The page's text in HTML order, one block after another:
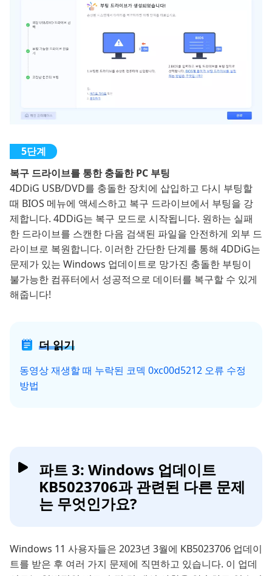
복구 드라이브를 통한 충돌한 PC 부팅
4DDiG USB/DVD를 충돌한 장치에 삽입하고 다시 부팅할
때 BIOS 메뉴에 액세스하고 복구 드라이브에서 부팅을 강
제합니다. 4DDiG는 복구 모드로 시작됩니다. 원하는 실패
한 드라이브를 스캔한 다음 검색된 파일을 안전하게 외부 드
라이브로 복원합니다. 이러한 간단한 단계를 통해 4DDiG는
문제가 있는 Windows 업데이트로 망가진 충돌한 부팅이
불가능한 컴퓨터에서 성공적으로 데이터를 복구할 수 있게
해줍니다!
더 읽기
동영상 재생할 때 누락된 코덱 0xc00d5212 오류 수정
방법
파트 3: Windows 업데이트
KB5023706과 관련된 다른 문제
는 무엇인가요?
Windows 11 사용자들은 2023년 3월에 KB5023706 업데이
트를 받은 후 여러 가지 문제에 직면하고 있습니다. 이 업데